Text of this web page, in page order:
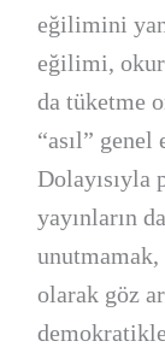
eğilimini
eğilimi,
da tüketme
“asıl”
Dolayısıyla
yayınların
unutmamak,
olarak göz